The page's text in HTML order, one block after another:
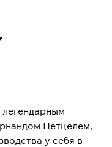
Петцелем,
у себя в